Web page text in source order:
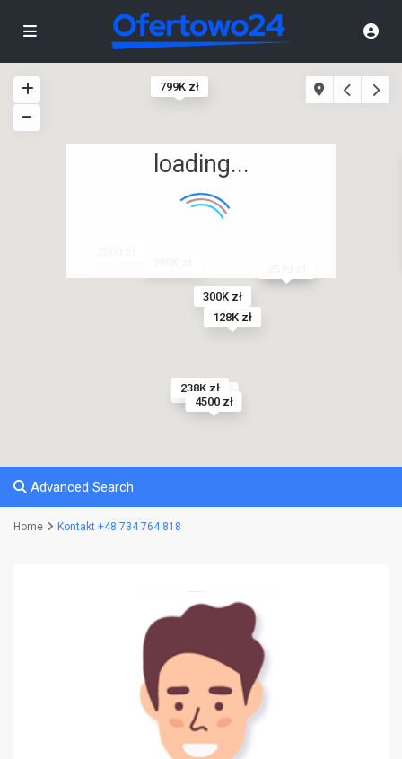
799K zł
967.7K zł
238K zł
4500 zł
300K zł
128K zł
loading...
Advanced Search
Home Kontakt +48 734 764 818